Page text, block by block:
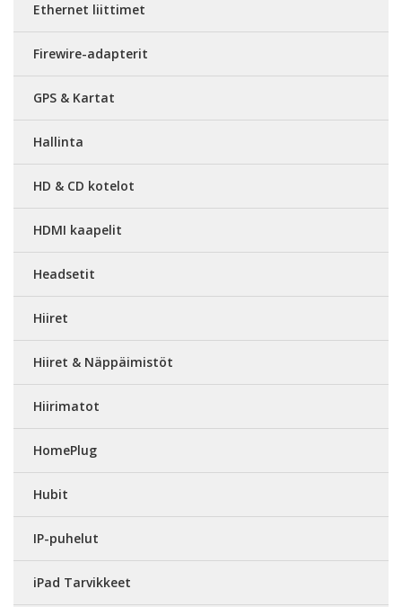
Ethernet liittimet
Firewire-adapterit
GPS & Kartat
Hallinta
HD & CD kotelot
HDMI kaapelit
Headsetit
Hiiret
Hiiret & Näppäimistöt
Hiirimatot
HomePlug
Hubit
IP-puhelut
iPad Tarvikkeet